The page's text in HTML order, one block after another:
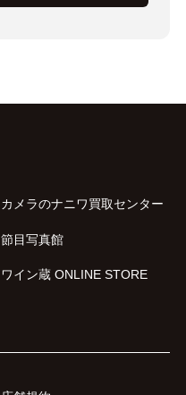
カメラのナニワ買取センター
節目写真館
ワイン蔵 ONLINE STORE